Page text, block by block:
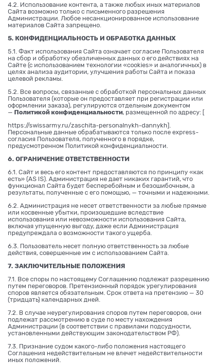
4.2. Использование контента, а также любых иных материалов
Сайта возможно только с письменного разрешения
Администрации. Любое несанкционированное использование
материалов Сайта запрещено.
5. КОНФИДЕНЦИАЛЬНОСТЬ И ОБРАБОТКА ДАННЫХ
5.1. Факт использования Сайта означает согласие Пользователя
на сбор и обработку обезличенных данных о его действиях на
Сайте (с использованием технологии «cookies» и аналогичных) в
целях анализа аудитории, улучшения работы Сайта и показа
целевой рекламы.
5.2. Все вопросы, связанные с обработкой персональных данных
Пользователя (которые он предоставляет при регистрации или
оформлении заказа), регулируются отдельным документом
— Политикой конфиденциальности, размещенной по адресу: [
https://swissarmy.ru/zaschita-personalnykh-dannykh].
Персональные данные обрабатываются только после express-
согласия Пользователя, полученного в порядке,
предусмотренном Политикой конфиденциальности.
6. ОГРАНИЧЕНИЕ ОТВЕТСТВЕННОСТИ
6.1. Сайт и весь его контент предоставляются по принципу «как
есть» (AS IS). Администрация не дает никаких гарантий, что
функционал Сайта будет бесперебойным и безошибочным, а
результаты, полученные с его помощью, — точными и надежными.
6.2. Администрация не несет ответственности за любые прямые
или косвенные убытки, произошедшие вследствие
использования или невозможности использования Сайта,
включая упущенную выгоду, даже если Администрация
предупреждала о возможности такого ущерба.
6.3. Пользователь несет полную ответственность за любые
действия, совершенные им с использованием Сайта.
7. ЗАКЛЮЧИТЕЛЬНЫЕ ПОЛОЖЕНИЯ
7.1. Все споры по настоящему Соглашению подлежат разрешению
путем переговоров. Претензионный порядок урегулирования
споров является обязательным. Срок ответа на претензию — 30
(тридцать) календарных дней.
7.2. В случае неурегулирования споров путем переговоров, они
подлежат рассмотрению в суде по месту нахождения
Администрации (в соответствии с правилами подсудности,
установленными действующим законодательством РФ).
7.3. Признание судом какого-либо положения настоящего
Соглашения недействительным не влечет недействительности
иных положений.